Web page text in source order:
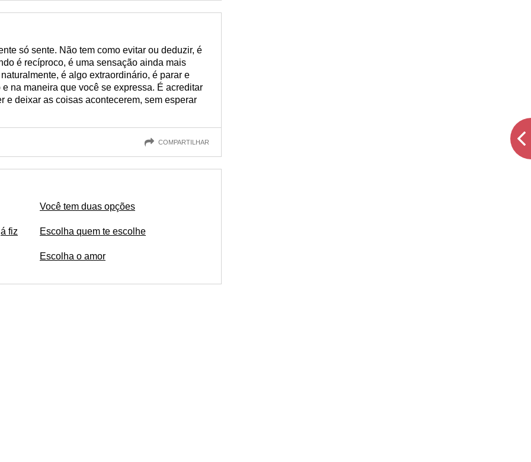
só sente. Não tem como evitar ou deduzir, é
é recíproco, é uma sensação ainda mais
é algo extraordinário, é parar e
na maneira que você se expressa. É acreditar
e deixar as coisas acontecerem, sem esperar
COMPARTILHAR
fiz
Você tem duas opções
Escolha quem te escolhe
Escolha o amor